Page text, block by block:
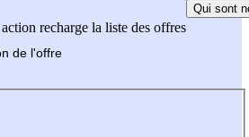
recharge la liste des offres
Qui sont
de l'offre